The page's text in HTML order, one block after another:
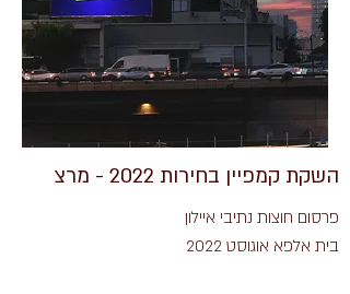
השקת קמפיין בחירות 2022 - מרצ
פרסום חוצות נתיבי איילון
בית אלפא אוגוסט 2022